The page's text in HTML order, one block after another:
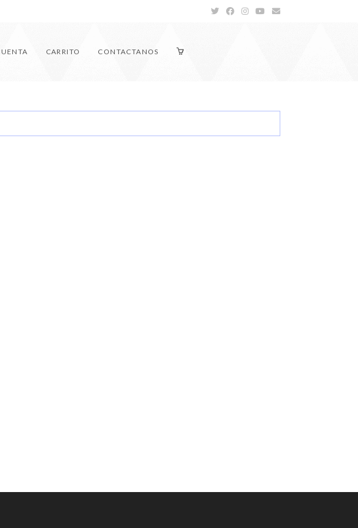
CARRITO CONTACTANOS